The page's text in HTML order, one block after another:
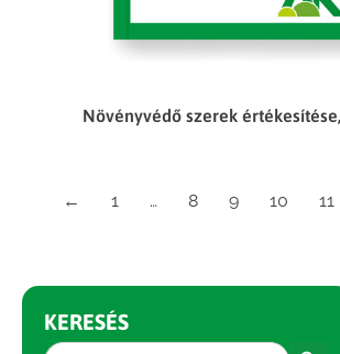
Növényvédő szerek
← 1 … 8 9 10 11
KERESÉS
Search